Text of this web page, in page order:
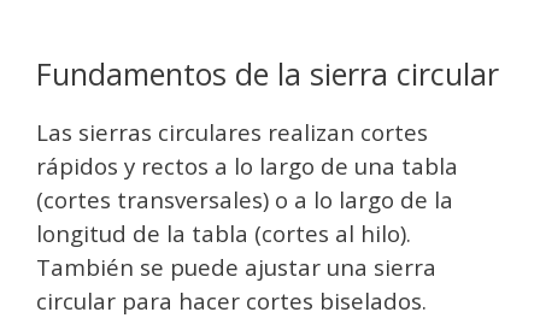
Fundamentos de la sierra circular
Las sierras circulares realizan cortes
rápidos y rectos a lo largo de una tabla
(cortes transversales) o a lo largo de la
longitud de la tabla (cortes al hilo).
También se puede ajustar una sierra
circular para hacer cortes biselados.